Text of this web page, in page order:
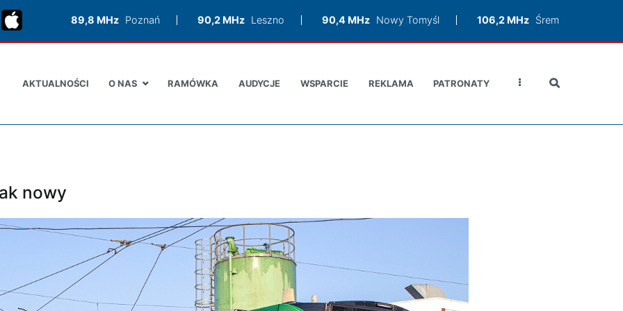
89,8 MHz Poznań 90,2 MHz Leszno 90,4 MHz Nowy Tomyśl 106,2 MHz Śrem
AKTUALNOŚCI O NAS RAMÓWKA AUDYCJE WSPARCIE REKLAMA PATRONATY
nowy